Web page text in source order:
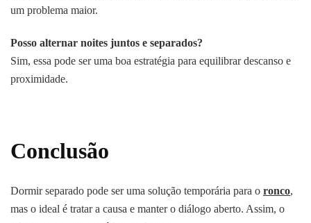
um problema maior.
Posso alternar noites juntos e separados?
Sim, essa pode ser uma boa estratégia para equilibrar descanso e
proximidade.
Conclusão
Dormir separado pode ser uma solução temporária para o ronco,
mas o ideal é tratar a causa e manter o diálogo aberto. Assim, o